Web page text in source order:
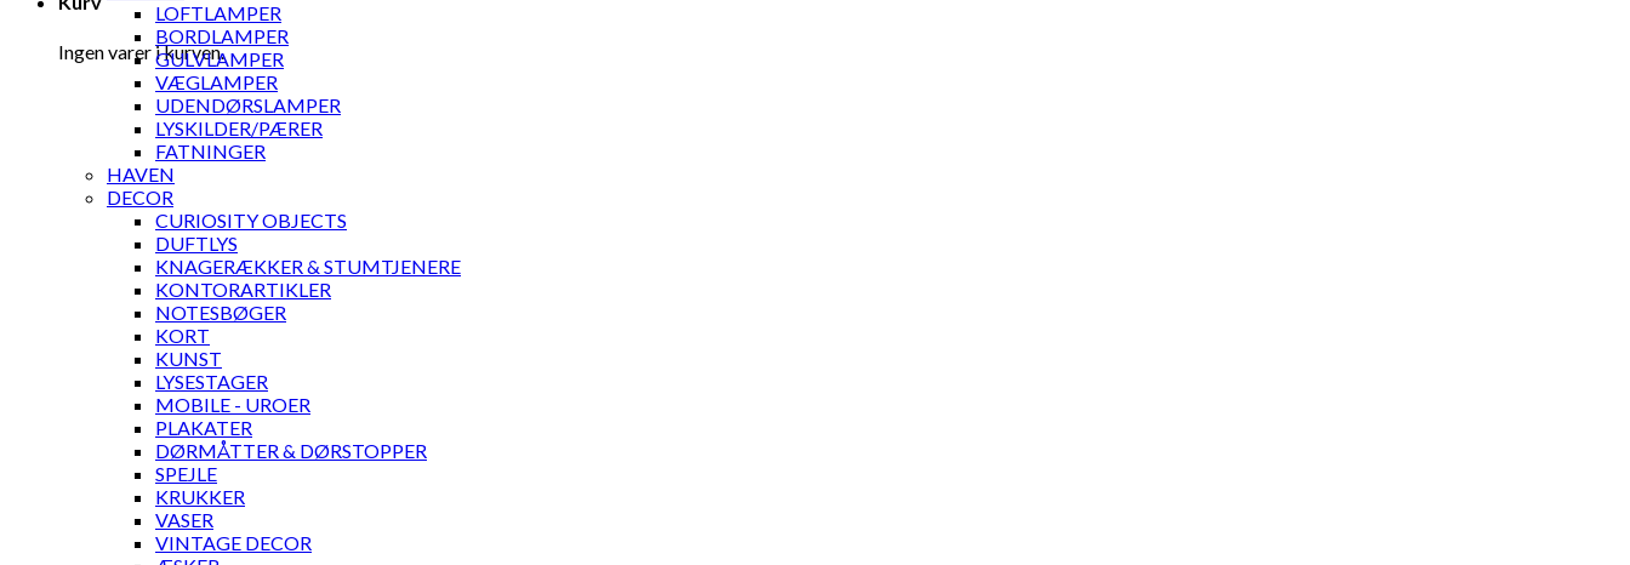
Ingen varer i kurven.
LOFTLAMPER
BORDLAMPER
GULVLAMPER
VÆGLAMPER
UDENDØRSLAMPER
LYSKILDER/PÆRER
FATNINGER
HAVEN
DECOR
CURIOSITY OBJECTS
DUFTLYS
KNAGERÆKKER & STUMTJENERE
KONTORARTIKLER
NOTESBØGER
KORT
KUNST
LYSESTAGER
MOBILE - UROER
PLAKATER
DØRMÅTTER & DØRSTOPPER
SPEJLE
KRUKKER
VASER
VINTAGE DECOR